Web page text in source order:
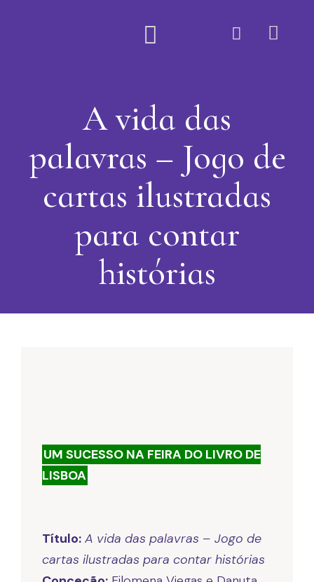
A vida das
palavras – Jogo de
cartas ilustradas
para contar
histórias
UM SUCESSO NA FEIRA DO LIVRO DE
LISBOA
Título: A vida das palavras – Jogo de
cartas ilustradas para contar histórias